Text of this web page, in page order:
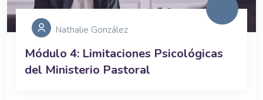
Nathalie González
Módulo 4: Limitaciones Psicológicas
del Ministerio Pastoral